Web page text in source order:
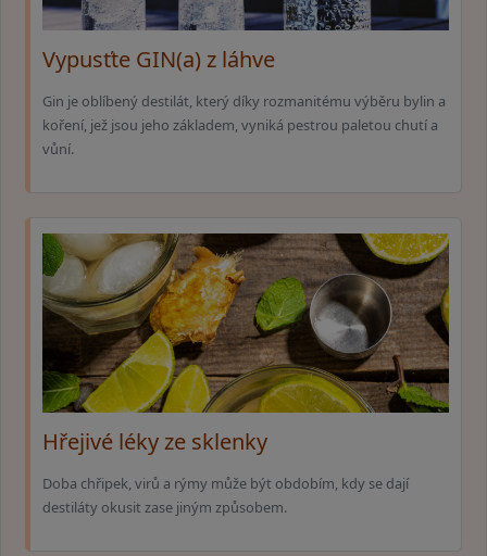
Vypusťte GIN(a) z láhve
Gin je oblíbený destilát, který díky rozmanitému výběru bylin a
koření, jež jsou jeho základem, vyniká pestrou paletou chutí a
vůní.
Hřejivé léky ze sklenky
Doba chřipek, virů a rýmy může být obdobím, kdy se dají
destiláty okusit zase jiným způsobem.